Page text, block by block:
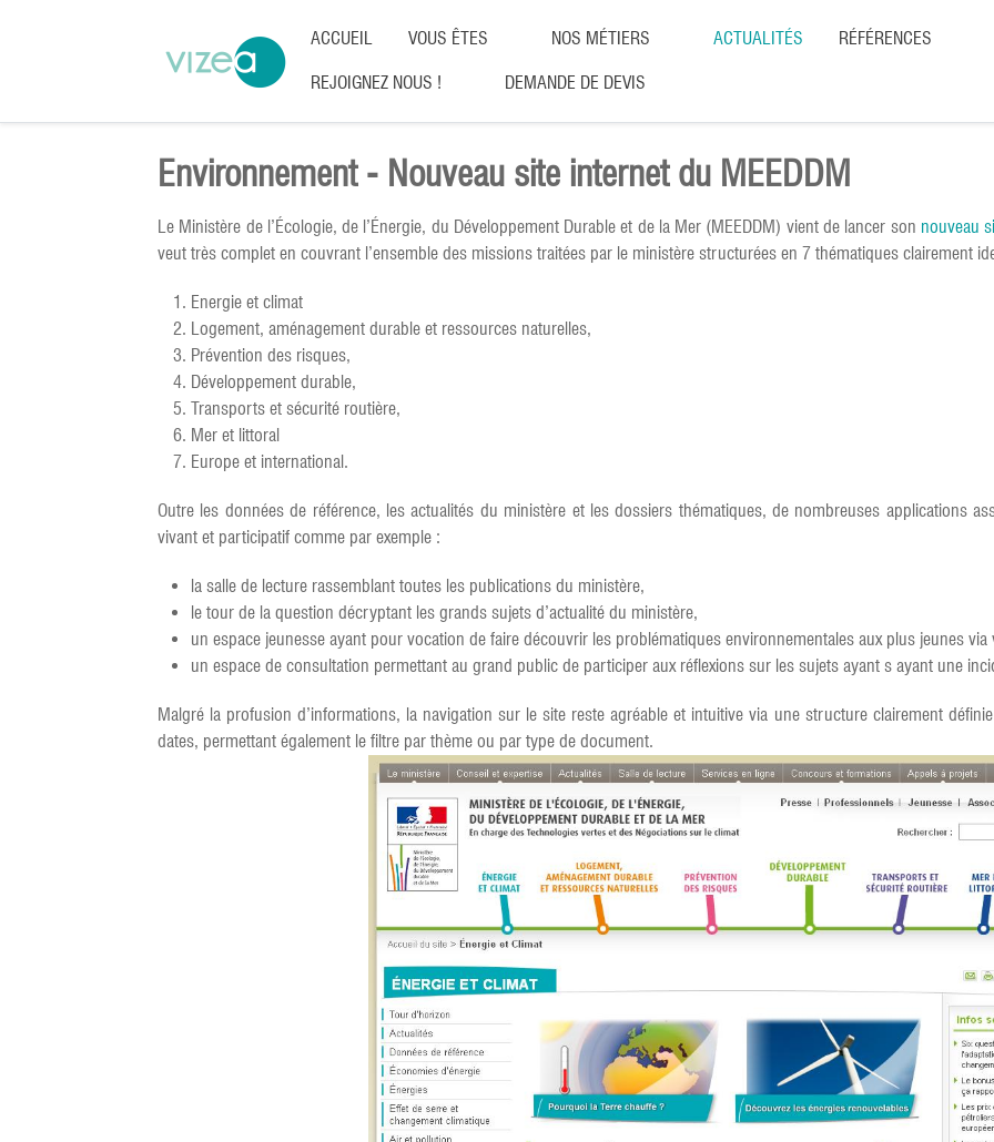
ACCUEIL VOUS ÊTES NOS MÉTIERS ACTUALITÉS RÉFÉRENCES
REJOIGNEZ NOUS ! DEMANDE DE DEVIS
Environnement - Nouveau site internet du MEEDDM
Le Ministère de l’Écologie, de l’Énergie, du Développement Durable et de la Mer (MEEDDM) vient de lancer son nouveau
veut très complet en couvrant l’ensemble des missions traitées par le ministère structurées en 7 thématiques clairement
Energie et climat
Logement, aménagement durable et ressources naturelles,
Prévention des risques,
Développement durable,
Transports et sécurité routière,
Mer et littoral
Europe et international.
Outre les données de référence, les actualités du ministère et les dossiers thématiques, de nombreuses applications
vivant et participatif comme par exemple :
la salle de lecture rassemblant toutes les publications du ministère,
le tour de la question décryptant les grands sujets d’actualité du ministère,
un espace jeunesse ayant pour vocation de faire découvrir les problématiques environnementales aux plus jeunes
un espace de consultation permettant au grand public de participer aux réflexions sur les sujets ayant s ayant une
Malgré la profusion d’informations, la navigation sur le site reste agréable et intuitive via une structure clairement
dates, permettant également le filtre par thème ou par type de document.